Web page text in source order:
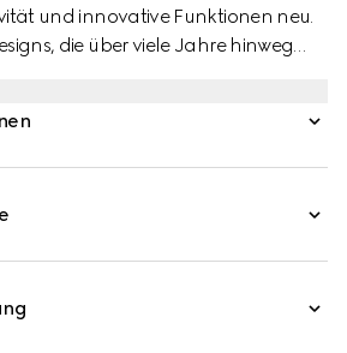
und innovative Funktionen neu.
die über viele Jahre hinweg
in Beige und Dunkelbraun aus.